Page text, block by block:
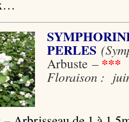
PERLES
Arbuste – ***
Floraison :